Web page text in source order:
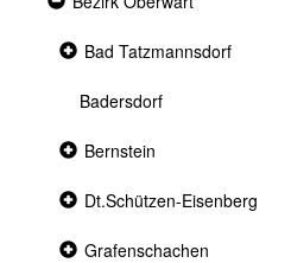
Collapsed
Bad Tatzmannsdorf
Badersdorf
Collapsed
Bernstein
Collapsed
Dt.Schützen-Eisenberg
Collapsed
Grafenschachen